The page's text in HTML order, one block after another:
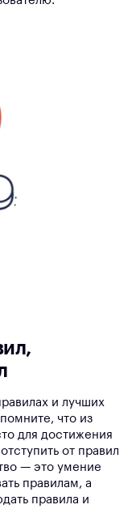
и лучших
что из
для достижения
от правил
— это умение
правилам, а
правила и